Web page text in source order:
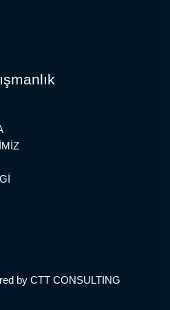
by CTT CONSULTING